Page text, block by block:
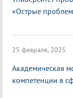
«Острые
25 февраля, 2025
Академическая
компетенции в